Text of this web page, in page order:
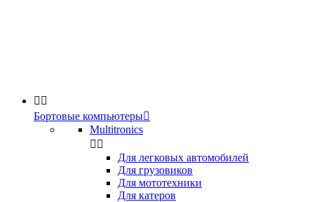
 
Бортовые компьютеры
Multitronics
 
Для легковых автомобилей
Для грузовиков
Для мототехники
Для катеров